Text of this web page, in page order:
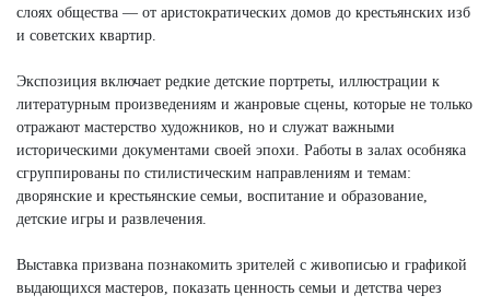
слоях общества — от аристократических домов до крестьянских изб
и советских квартир.
Экспозиция включает редкие детские портреты, иллюстрации к
литературным произведениям и жанровые сцены, которые не только
отражают мастерство художников, но и служат важными
историческими документами своей эпохи. Работы в залах особняка
сгруппированы по стилистическим направлениям и темам:
дворянские и крестьянские семьи, воспитание и образование,
детские игры и развлечения.
Выставка призвана познакомить зрителей с живописью и графикой
выдающихся мастеров, показать ценность семьи и детства через